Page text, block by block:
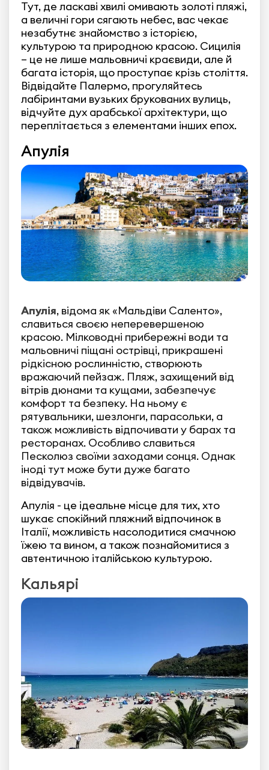
Тут, де ласкаві хвилі омивають золоті пляжі,
а величні гори сягають небес, вас чекає
незабутнє знайомство з історією,
культурою та природною красою. Сицилія
– це не лише мальовничі краєвиди, але й
багата історія, що проступає крізь століття.
Відвідайте Палермо, прогуляйтесь
лабіринтами вузьких брукованих вулиць,
відчуйте дух арабської архітектури, що
переплітається з елементами інших епох.
Апулія
Апулія, відома як «Мальдіви Саленто»,
славиться своєю неперевершеною
красою. Мілководні прибережні води та
мальовничі піщані острівці, прикрашені
рідкісною рослинністю, створюють
вражаючий пейзаж. Пляж, захищений від
вітрів дюнами та кущами, забезпечує
комфорт та безпеку. На ньому є
рятувальники, шезлонги, парасольки, а
також можливість відпочивати у барах та
ресторанах. Особливо славиться
Песколюз своїми заходами сонця. Однак
іноді тут може бути дуже багато
відвідувачів.
Апулія - це ідеальне місце для тих, хто
шукає спокійний пляжний відпочинок в
Італії, можливість насолодитися смачною
їжею та вином, а також познайомитися з
автентичною італійською культурою.
Кальярі